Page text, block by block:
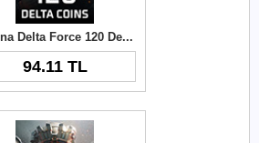
Garena Delta Force 120 Delta Coins TR
94.11 TL